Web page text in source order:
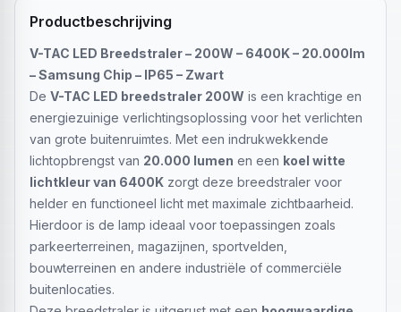
Productbeschrijving
V-TAC LED Breedstraler – 200W – 6400K – 20.000lm
– Samsung Chip – IP65 – Zwart
De V-TAC LED breedstraler 200W is een krachtige en
energiezuinige verlichtingsoplossing voor het verlichten
van grote buitenruimtes. Met een indrukwekkende
lichtopbrengst van 20.000 lumen en een koel witte
lichtkleur van 6400K zorgt deze breedstraler voor
helder en functioneel licht met maximale zichtbaarheid.
Hierdoor is de lamp ideaal voor toepassingen zoals
parkeerterreinen, magazijnen, sportvelden,
bouwterreinen en andere industriële of commerciële
buitenlocaties.